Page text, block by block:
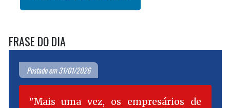
FRASE DO DIA
Postado em 31/01/2026
Mais uma vez, os empresários de